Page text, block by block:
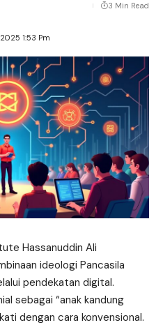
1:53 Pm
3 Min Read
Hassanuddin Ali
ideologi Pancasila
pendekatan digital.
sebagai “anak kandung
dengan cara konvensional.